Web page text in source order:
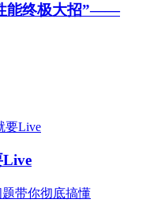
能终极大招”——
Live